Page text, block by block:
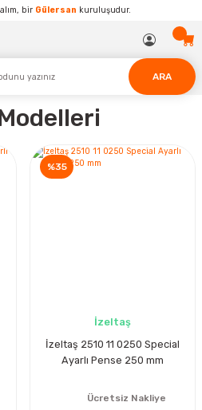
bir Gülersan kuruluşudur.
ARA
%35
İzeltaş
İzeltaş 2510 11 0250 Special
Ayarlı Pense 250 mm
Ücretsiz Nakliye